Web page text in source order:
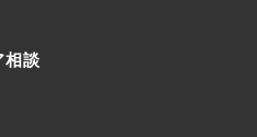
相談